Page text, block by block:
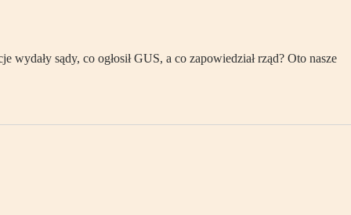
sądy, co ogłosił GUS, a co zapowiedział rząd? Oto nasze